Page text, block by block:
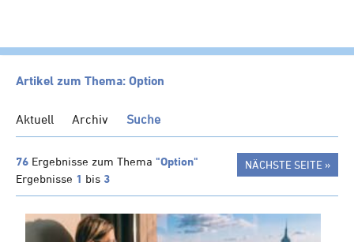
LEISTUNGEN
SERVICE
Klienten-Info
Artikel zum Thema: Option
Aktuell Archiv Suche
76 Ergebnisse zum Thema "Option"
Ergebnisse 1 bis 3
NÄCHSTE SEITE »